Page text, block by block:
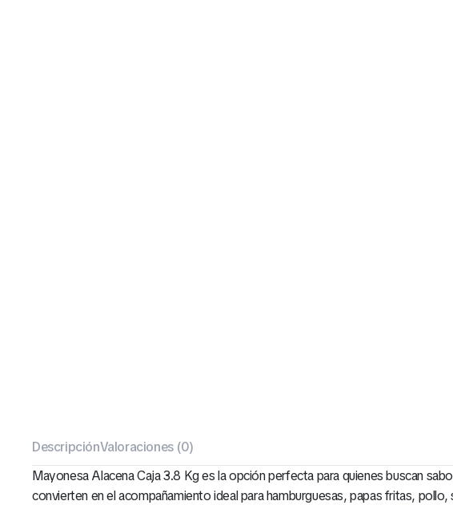
DescripciónValoraciones (0)
Mayonesa Alacena Caja 3.8 Kg es la opción perfecta para quienes buscan
convierten en el acompañamiento ideal para hamburguesas, papas fritas,